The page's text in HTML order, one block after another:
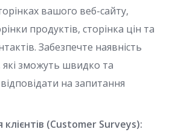
вашого веб-сайту,
продуктів, сторінка цін та
Забезпечте наявність
які зможуть швидко та
на запитання
(Customer Surveys):